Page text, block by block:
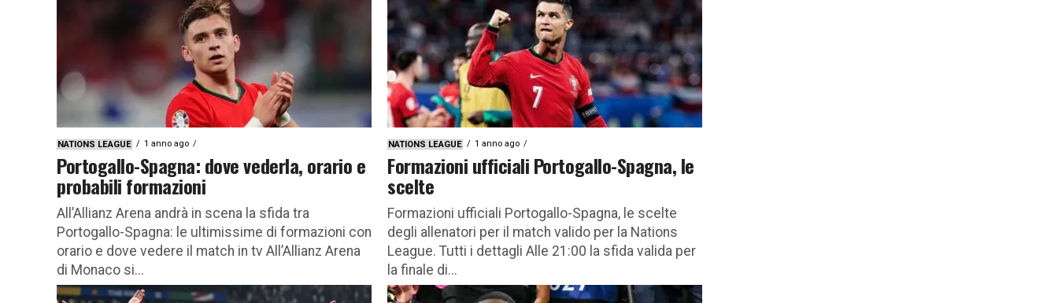
NATIONS LEAGUE 1 anno ago
Portogallo-Spagna: dove vederla, orario e
probabili formazioni
All’Allianz Arena andrà in scena la sfida tra
Portogallo-Spagna: le ultimissime di formazioni con
orario e dove vedere il match in tv All’Allianz Arena
di Monaco si...
NATIONS LEAGUE 1 anno ago
Formazioni ufficiali Portogallo-Spagna, le
scelte
Formazioni ufficiali Portogallo-Spagna, le scelte
degli allenatori per il match valido per la Nations
League. Tutti i dettagli Alle 21:00 la sfida valida per
la finale di...